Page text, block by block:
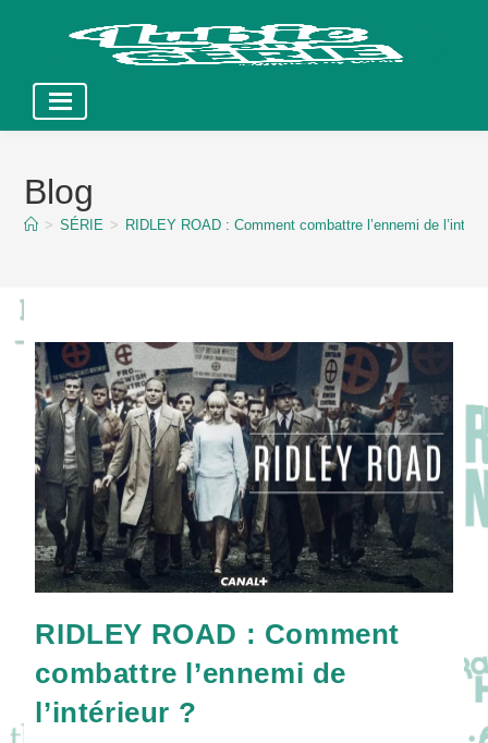
contentBlog
> SÉRIE > RIDLEY ROAD : Comment combattre l’ennemi de
RIDLEY ROAD : Comment
combattre l’ennemi de
l’intérieur ?